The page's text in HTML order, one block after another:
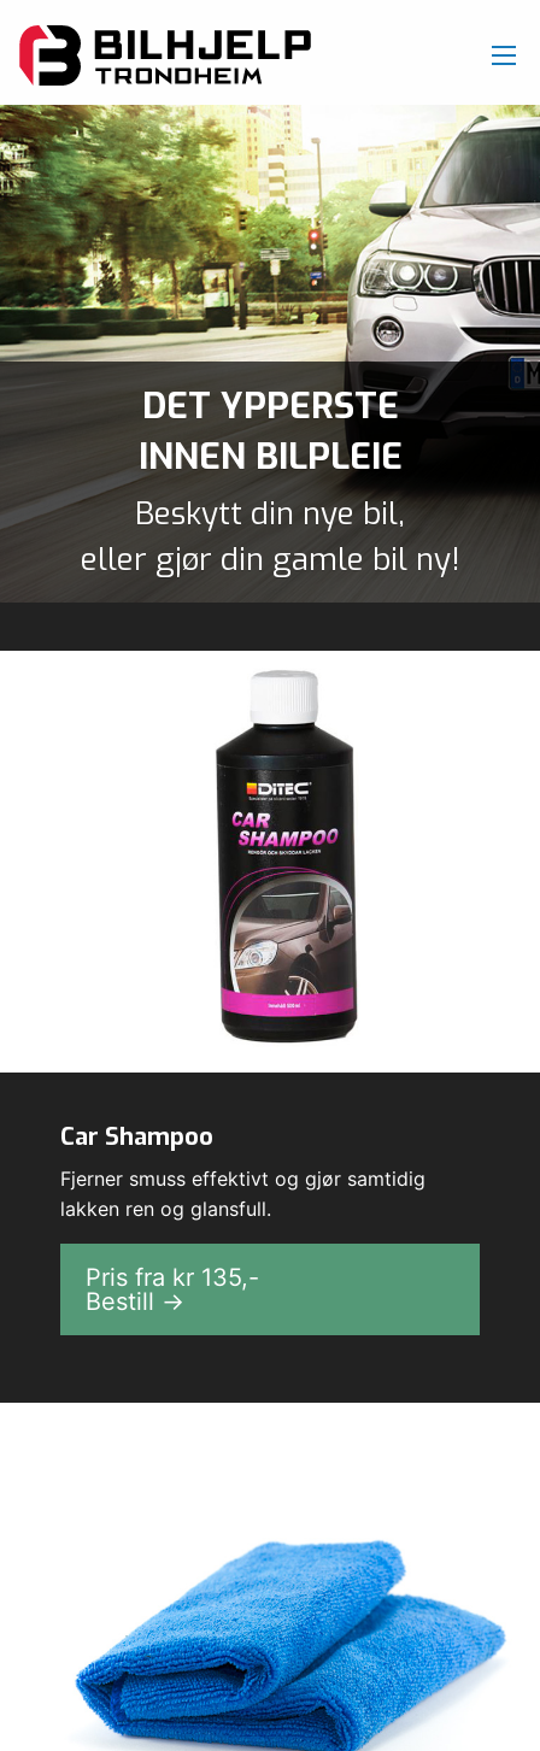
DET YPPERSTE
INNEN BILPLEIE
Beskytt din nye bil,
eller gjør din gamle bil ny!
Car Shampoo
Fjerner smuss effektivt og gjør samtidig
lakken ren og glansfull.
Pris fra kr 135,-
Bestill →